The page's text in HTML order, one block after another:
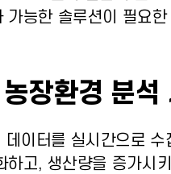
능한 솔루션이 필요
장환경 분
이터를 실시간으로
하고, 생산량을 증가시